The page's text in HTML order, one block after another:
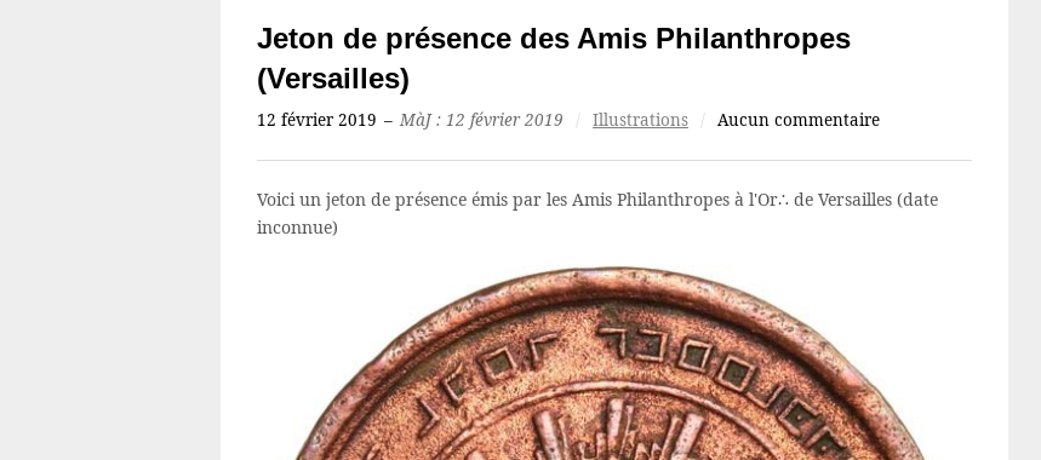
Jeton de présence des Amis Philanthropes
(Versailles)
12 février 2019 – MàJ : 12 février 2019 / Illustrations / Aucun commentaire
Voici un jeton de présence émis par les Amis Philanthropes à l'Or∴ de Versailles (date
inconnue)